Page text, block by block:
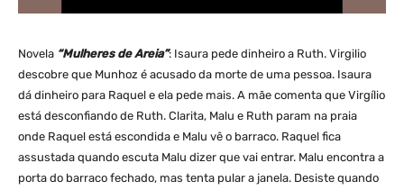
Novela “Mulheres de Areia”: Isaura pede dinheiro a Ruth. Virgilio
descobre que Munhoz é acusado da morte de uma pessoa. Isau­ra
dá dinheiro para Raquel e ela pede mais. A mãe comenta que Virgílio
está desconfiando de Ruth. Clarita, Malu e Ruth param na praia
onde Raquel está escondida e Malu vê o barraco. Raquel fica
assustada quando escuta Malu dizer que vai entrar. Malu encontra a
porta do barraco fechado, mas tenta pular a janela. Desiste quando